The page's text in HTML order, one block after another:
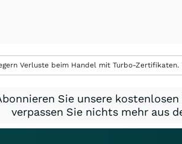
Verluste beim Handel mit Turbo-
Sie unsere
verpassen Sie nichts mehr aus